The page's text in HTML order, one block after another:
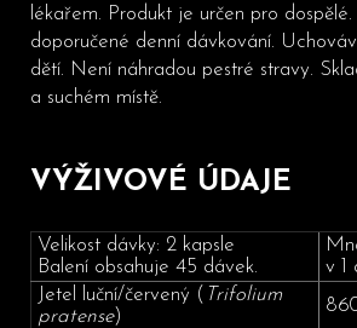
lékařem. Produkt je určen pro
doporučené denní dávkování.
dětí. Není náhradou pestré stravy.
a suchém místě.
VÝŽIVOVÉ ÚDAJE
Velikost dávky: 2 kapsle
Balení obsahuje 45 dávek.
v 1
Jetel luční/červený ( Trifolium
pratense)